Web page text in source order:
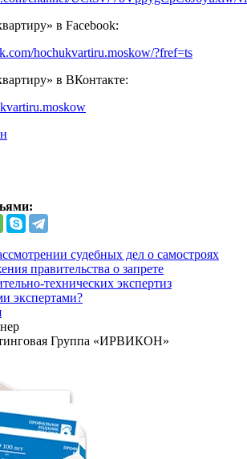
в Facebook:
hochukvartiru.moskow/?fref=ts
в ВКонтакте:
судебных дел о самостроях
правительства о запрете
технических экспертиз
экспертами?
Группа «ИРВИКОН»